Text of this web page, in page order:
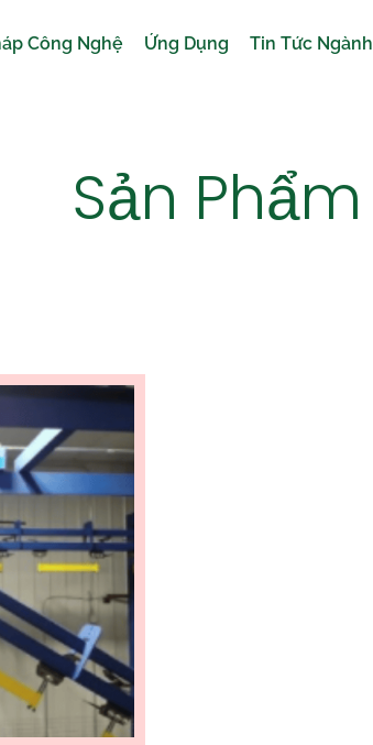
Công Nghệ Ứng Dụng Tin Tức Ngành
Sản Phẩm